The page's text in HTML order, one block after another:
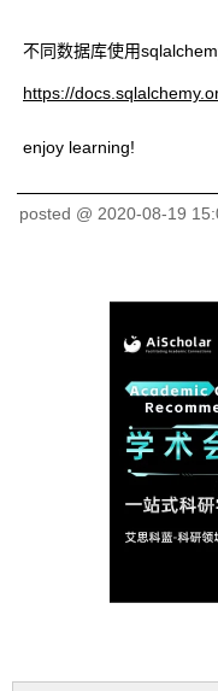
不同数据库使用
https://
enjoy learning!
posted @ 2020-08-19